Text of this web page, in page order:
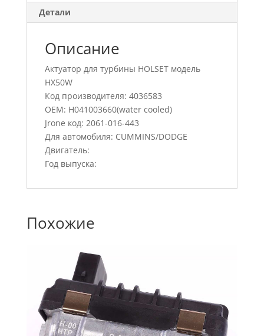
Детали
Описание
Актуатор для турбины HOLSET модель
HX50W
Код производителя: 4036583
OEM: H041003660(water cooled)
Jrone код: 2061-016-443
Для автомобиля: CUMMINS/DODGE
Двигатель:
Год выпуска:
Похожие